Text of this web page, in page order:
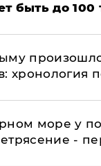
быть до 100
произошло
хронология
море у
-